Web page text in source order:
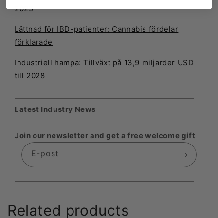
2025
Lättnad för IBD-patienter: Cannabis fördelar
förklarade
Industriell hampa: Tillväxt på 13,9 miljarder USD
till 2028
Latest Industry News
Join our newsletter and get a free welcome gift
E-post
Related products